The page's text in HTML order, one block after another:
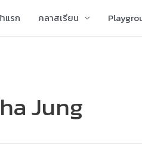
แรก คลาสเรียน
Jung